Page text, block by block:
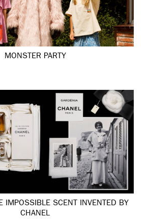
MONSTER PARTY
IMPOSSIBLE SCENT INVENTED BY
CHANEL